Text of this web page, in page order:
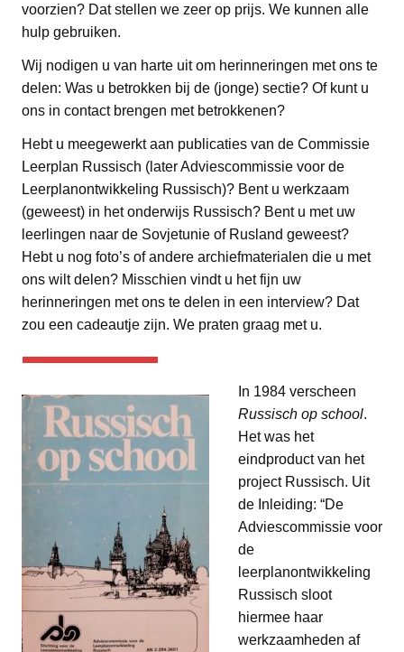
voorzien? Dat stellen we zeer op prijs. We kunnen alle
hulp gebruiken.
Wij nodigen u van harte uit om herinneringen met ons te
delen: Was u betrokken bij de (jonge) sectie? Of kunt u
ons in contact brengen met betrokkenen?
Hebt u meegewerkt aan publicaties van de Commissie
Leerplan Russisch (later Adviescommissie voor de
Leerplanontwikkeling Russisch)? Bent u werkzaam
(geweest) in het onderwijs Russisch? Bent u met uw
leerlingen naar de Sovjetunie of Rusland geweest?
Hebt u nog foto’s of andere archiefmaterialen die u met
ons wilt delen? Misschien vindt u het fijn uw
herinneringen met ons te delen in een interview? Dat
zou een cadeautje zijn. We praten graag met u.
In 1984 verscheen
Russisch op school.
Het was het
eindproduct van het
project Russisch. Uit
de Inleiding: “De
Adviescommissie voor
de
leerplanontwikkeling
Russisch sloot
hiermee haar
werkzaamheden af